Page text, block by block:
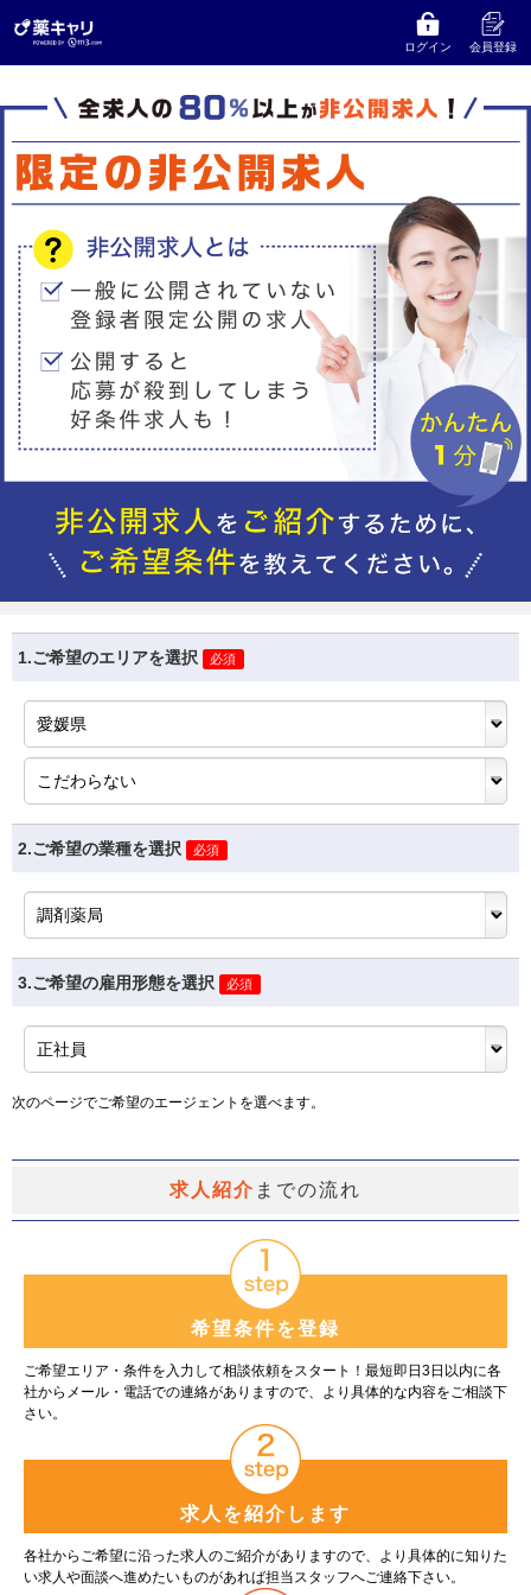
ログイン 会員登録
1.ご希望のエリアを選択 必須
2.ご希望の業種を選択 必須
3.ご希望の雇用形態を選択 必須
次のページでご希望のエージェントを選べます。
求人紹介 までの流れ
希望条件を登録
ご希望エリア・条件を入力して相談依頼をスタート！最短即日3日以内に各
社からメール・電話での連絡がありますので、より具体的な内容をご相談下
さい。
求人を紹介します
各社からご希望に沿った求人のご紹介がありますので、より具体的に知りた
い求人や面談へ進めたいものがあれば担当スタッフへご連絡下さい。